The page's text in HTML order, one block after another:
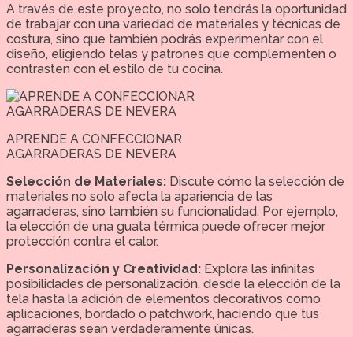
A través de este proyecto, no solo tendrás la oportunidad
de trabajar con una variedad de materiales y técnicas de
costura, sino que también podrás experimentar con el
diseño, eligiendo telas y patrones que complementen o
contrasten con el estilo de tu cocina.
APRENDE A CONFECCIONAR
AGARRADERAS DE NEVERA
Selección de Materiales: Discute cómo la selección de
materiales no solo afecta la apariencia de las
agarraderas, sino también su funcionalidad. Por ejemplo,
la elección de una guata térmica puede ofrecer mejor
protección contra el calor.
Personalización y Creatividad: Explora las infinitas
posibilidades de personalización, desde la elección de la
tela hasta la adición de elementos decorativos como
aplicaciones, bordado o patchwork, haciendo que tus
agarraderas sean verdaderamente únicas.